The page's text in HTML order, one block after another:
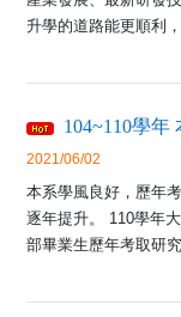
升學的道路能更順利
104~110學年
2021/06/02
本系學風良好，歷年
逐年提升。 110學年
部畢業生歷年考取研